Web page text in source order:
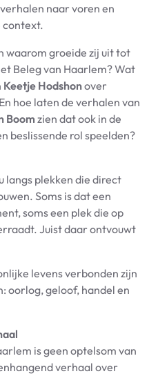
naar voren en
context.
waarom groeide zij uit tot
Beleg van Haarlem? Wat
Keetje Hodshonover
hoe laten de verhalen van
Boomzien dat ook in de
beslissende rol speelden?
langs plekken die direct
Soms is dat een
soms een plek die op
Juist daar ontvouwt
levens verbonden zijn
oorlog, geloof, handel en
is geen optelsom van
verhaal over